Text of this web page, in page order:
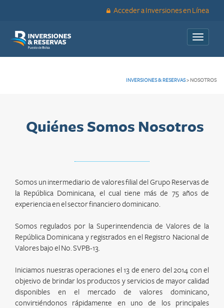
Acceder a Inversiones en Línea
Toggle
INVERSIONES & RESERVAS> NOSOTROS
Quiénes Somos Nosotros
Somos un intermediario de valores filial del Grupo Reservas de
la República Dominicana, el cual tiene más de 75 años de
experiencia en el sector financiero dominicano.
Somos regulados por la Superintendencia de Valores de la
República Dominicana y registrados en el Registro Nacional de
Valores bajo el No. SVPB-13.
Iniciamos nuestras operaciones el 13 de enero del 2014 con el
objetivo de brindar los productos y servicios de mayor calidad
disponibles en el mercado de valores dominicano,
convirtiéndonos rápidamente en uno de los principales